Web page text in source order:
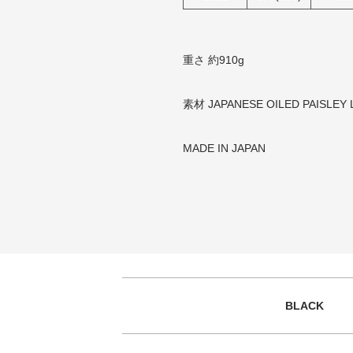
重さ 約910g
素材 JAPANESE OILED PAISLEY
MADE IN JAPAN
BLACK